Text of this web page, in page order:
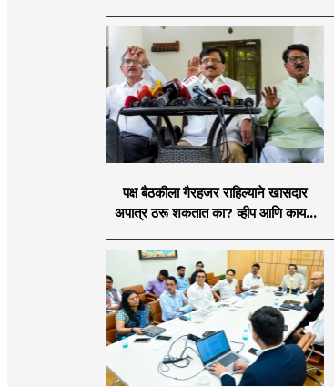
पक्ष बैठकीला गैरहजर राहिल्याने खासदार
अपात्र ठरू शकतात का? व्हीप आणि कायदा